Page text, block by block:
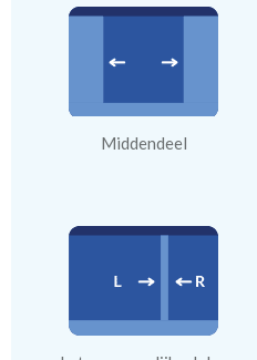
Middendeel